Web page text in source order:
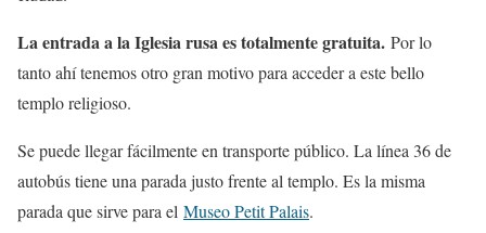
La entrada a la Iglesia rusa es totalmente gratuita. Por lo
tanto ahí tenemos otro gran motivo para acceder a este bello
templo religioso.
Se puede llegar fácilmente en transporte público. La línea 36 de
autobús tiene una parada justo frente al templo. Es la misma
parada que sirve para el Museo Petit Palais.